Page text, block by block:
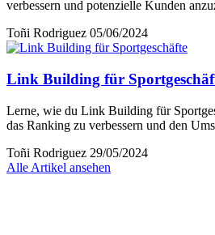
verbessern und potenzielle Kunden
Toñi Rodriguez 05/06/2024
Link Building für
Lerne, wie du Link Building für
das Ranking zu verbessern und den
Toñi Rodriguez 29/05/2024
Alle Artikel ansehen